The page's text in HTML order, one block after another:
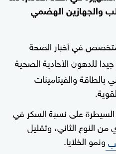
والجهازين الهضمي
في أخبار الصحة
للدهون الأحادية الصحية
بالطاقة والفيتامينات
على نسبة السكر في
من النوع الثاني، وتقليل
ونمو الخلايا.